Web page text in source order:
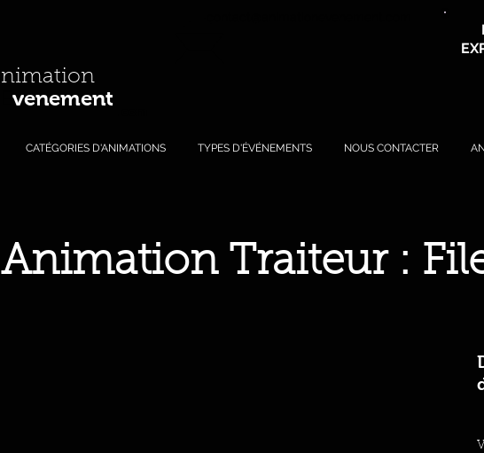
nimation
venement
CATÉGORIES D'ANIMATIONS TYPES D'ÉVÉNEMENTS NOUS CONTACTER
Animation Traiteur :